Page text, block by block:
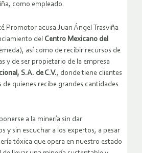
como empleado.
Promotor acusa Juan Ángel Trasviña
del Centro Mexicano del
así como de recibir recursos de
y de ser propietario de la empresa
S.A. de C.V., donde tiene clientes
de quienes recibe grandes cantidades
a la minería sin dar
y sin escuchar a los expertos, a pesar
tóxica que opera en nuestro estado